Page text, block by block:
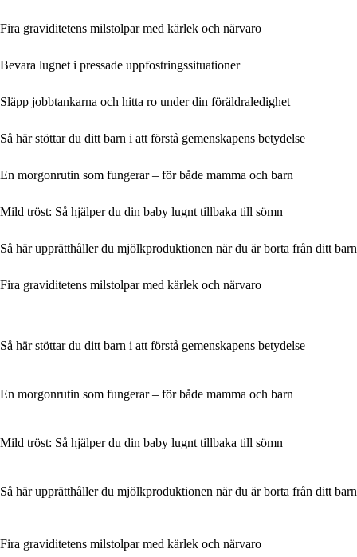
Fira graviditetens milstolpar med kärlek och närvaro
Bevara lugnet i pressade uppfostringssituationer
Släpp jobbtankarna och hitta ro under din föräldraledighet
Så här stöttar du ditt barn i att förstå gemenskapens betydelse
En morgonrutin som fungerar – för både mamma och barn
Mild tröst: Så hjälper du din baby lugnt tillbaka till sömn
Så här upprätthåller du mjölkproduktionen när du är borta från ditt barn
Fira graviditetens milstolpar med kärlek och närvaro
Så här stöttar du ditt barn i att förstå gemenskapens betydelse
En morgonrutin som fungerar – för både mamma och barn
Mild tröst: Så hjälper du din baby lugnt tillbaka till sömn
Så här upprätthåller du mjölkproduktionen när du är borta från ditt barn
Fira graviditetens milstolpar med kärlek och närvaro